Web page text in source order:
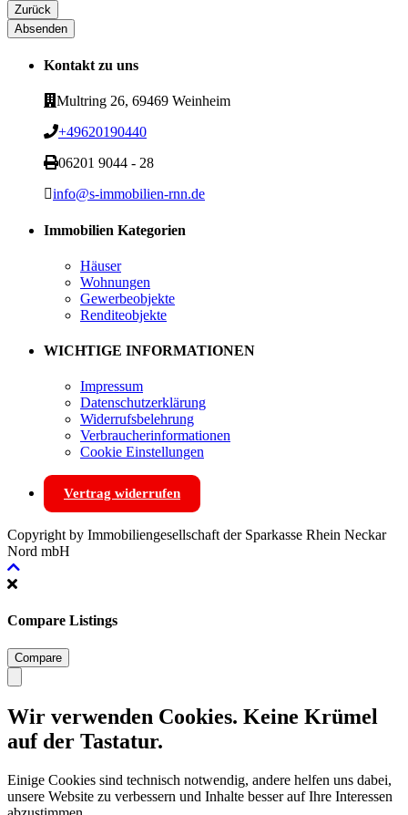
Zurück
Absenden
Address*
Kontakt zu uns
Multring 26, 69469 Weinheim
+49620190440
06201 9044 - 28
info@s-immobilien-rnn.de
Immobilien Kategorien
Häuser
Wohnungen
Gewerbeobjekte
Renditeobjekte
WICHTIGE INFORMATIONEN
Impressum
Datenschutzerklärung
Widerrufsbelehrung
Verbraucherinformationen
Cookie Einstellungen
Vertrag widerrufen
Copyright by Immobiliengesellschaft der Sparkasse Rhein Neckar
Nord mbH
Compare Listings
Compare
Wir verwenden Cookies. Keine Krümel
auf der Tastatur.
Einige Cookies sind technisch notwendig, andere helfen uns dabei,
unsere Website zu verbessern und Inhalte besser auf Ihre Interessen